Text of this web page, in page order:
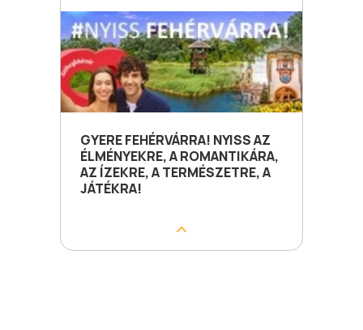
GYERE FEHÉRVÁRRA! NYISS AZ
ÉLMÉNYEKRE, A ROMANTIKÁRA,
AZ ÍZEKRE, A TERMÉSZETRE, A
JÁTÉKRA!